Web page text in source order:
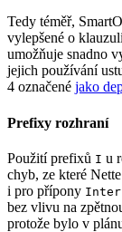
Tedy téměř,
vylepšené o
umožňuje snadno
jejich používání
4 označené jako
Prefixy rozhraní
Použití prefixů I u
chyb, ze které
i pro přípony
bez vlivu na
protože bylo v